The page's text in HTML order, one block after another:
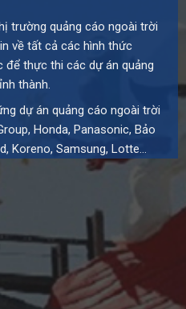
trường quảng cáo ngoài trời
về tất cả các hình thức
để thực thi các dự án quảng
thành.
dự án quảng cáo ngoài trời
Honda, Panasonic, Bảo
Koreno, Samsung, Lotte…